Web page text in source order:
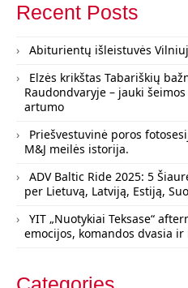
Recent Posts
Abiturientų išleistuvės
Elzės krikštas Tabariškių
Raudondvaryje – jauki
artumo
Priešvestuvinė poros
M&J meilės istorija.
ADV Baltic Ride 2025: 5
per Lietuvą, Latviją, Estiją,
YIT „Nuotykiai Teksase“
emocijos, komandos dvasia